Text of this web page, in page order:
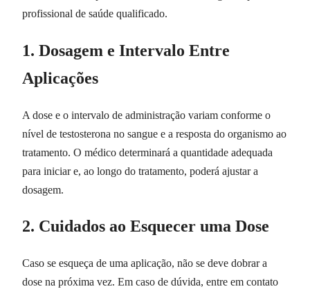
profissional de saúde qualificado.
1. Dosagem e Intervalo Entre
Aplicações
A dose e o intervalo de administração variam conforme o
nível de testosterona no sangue e a resposta do organismo ao
tratamento. O médico determinará a quantidade adequada
para iniciar e, ao longo do tratamento, poderá ajustar a
dosagem.
2. Cuidados ao Esquecer uma Dose
Caso se esqueça de uma aplicação, não se deve dobrar a
dose na próxima vez. Em caso de dúvida, entre em contato